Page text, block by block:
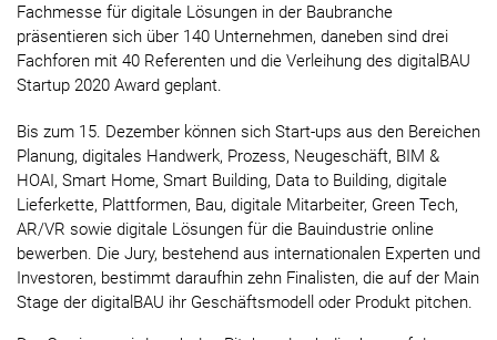
Fachmesse für digitale Lösungen in der Baubranche
präsentieren sich über 140 Unternehmen, daneben sind drei
Fachforen mit 40 Referenten und die Verleihung des digitalBAU
Startup 2020 Award geplant.
Bis zum 15. Dezember können sich Start-ups aus den Bereichen
Planung, digitales Handwerk, Prozess, Neugeschäft, BIM &
HOAI, Smart Home, Smart Building, Data to Building, digitale
Lieferkette, Plattformen, Bau, digitale Mitarbeiter, Green Tech,
AR/VR sowie digitale Lösungen für die Bauindustrie online
bewerben. Die Jury, bestehend aus internationalen Experten und
Investoren, bestimmt daraufhin zehn Finalisten, die auf der Main
Stage der digitalBAU ihr Geschäftsmodell oder Produkt pitchen.